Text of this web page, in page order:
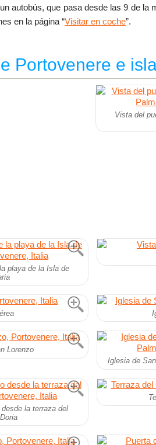
autobús, que pasa desde las 9 de la
en la página “Visitar en coche”.
Portovenere e
Vista del
playa de la Isla de
Lorenzo
Iglesia de
la terraza del